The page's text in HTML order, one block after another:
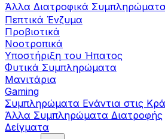
Άλλα Διατροφικά Συμπληρώματα
Πεπτικά Ένζυμα
Προβιοτικά
Νοοτροπικά
Υποστήριξη του Ήπατος
Φυτικά Συμπληρώματα
Μανιτάρια
Gaming
Συμπληρώματα Ενάντια στις
Άλλα Συμπληρώματα Διατροφής
Δείγματα